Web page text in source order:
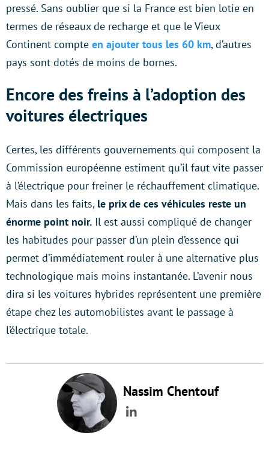
pressé. Sans oublier que si la France est bien lotie en
termes de réseaux de recharge et que le Vieux
Continent compte en ajouter tous les 60 km, d’autres
pays sont dotés de moins de bornes.
Encore des freins à l’adoption des
voitures électriques
Certes, les différents gouvernements qui composent la
Commission européenne estiment qu’il faut vite passer
à l’électrique pour freiner le réchauffement climatique.
Mais dans les faits, le prix de ces véhicules reste un
énorme point noir. Il est aussi compliqué de changer
les habitudes pour passer d’un plein d’essence qui
permet d’immédiatement rouler à une alternative plus
technologique mais moins instantanée. L’avenir nous
dira si les voitures hybrides représentent une première
étape chez les automobilistes avant le passage à
l’électrique totale.
Nassim Chentouf
LinkedIn